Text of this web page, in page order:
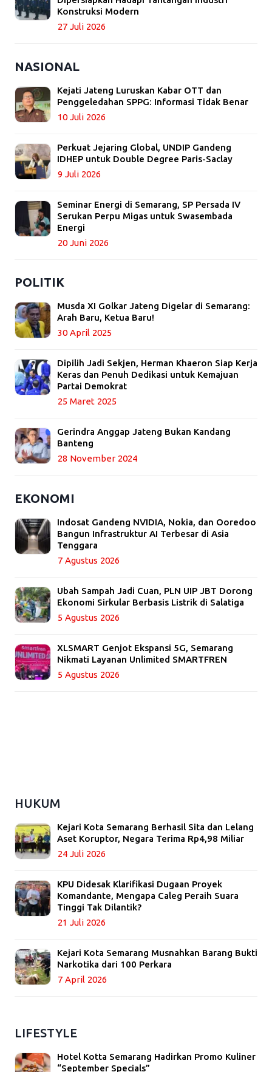
Konstruksi Modern
27 Juli 2026
NASIONAL
Kejati Jateng Luruskan Kabar OTT dan
Penggeledahan SPPG: Informasi Tidak Benar
10 Juli 2026
Perkuat Jejaring Global, UNDIP Gandeng
IDHEP untuk Double Degree Paris-Saclay
9 Juli 2026
Seminar Energi di Semarang, SP Persada IV
Serukan Perpu Migas untuk Swasembada
Energi
20 Juni 2026
POLITIK
Musda XI Golkar Jateng Digelar di Semarang:
Arah Baru, Ketua Baru!
30 April 2025
Dipilih Jadi Sekjen, Herman Khaeron Siap Kerja
Keras dan Penuh Dedikasi untuk Kemajuan
Partai Demokrat
25 Maret 2025
Gerindra Anggap Jateng Bukan Kandang
Banteng
28 November 2024
EKONOMI
Indosat Gandeng NVIDIA, Nokia, dan Ooredoo
Bangun Infrastruktur AI Terbesar di Asia
Tenggara
7 Agustus 2026
Ubah Sampah Jadi Cuan, PLN UIP JBT Dorong
Ekonomi Sirkular Berbasis Listrik di Salatiga
5 Agustus 2026
XLSMART Genjot Ekspansi 5G, Semarang
Nikmati Layanan Unlimited SMARTFREN
5 Agustus 2026
HUKUM
Kejari Kota Semarang Berhasil Sita dan Lelang
Aset Koruptor, Negara Terima Rp4,98 Miliar
24 Juli 2026
KPU Didesak Klarifikasi Dugaan Proyek
Komandante, Mengapa Caleg Peraih Suara
Tinggi Tak Dilantik?
21 Juli 2026
Kejari Kota Semarang Musnahkan Barang Bukti
Narkotika dari 100 Perkara
7 April 2026
LIFESTYLE
Hotel Kotta Semarang Hadirkan Promo Kuliner
“September Specials”